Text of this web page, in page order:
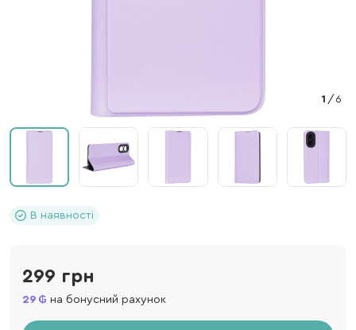
1 / 6
В наявності
299 грн
29 на бонусний рахунок